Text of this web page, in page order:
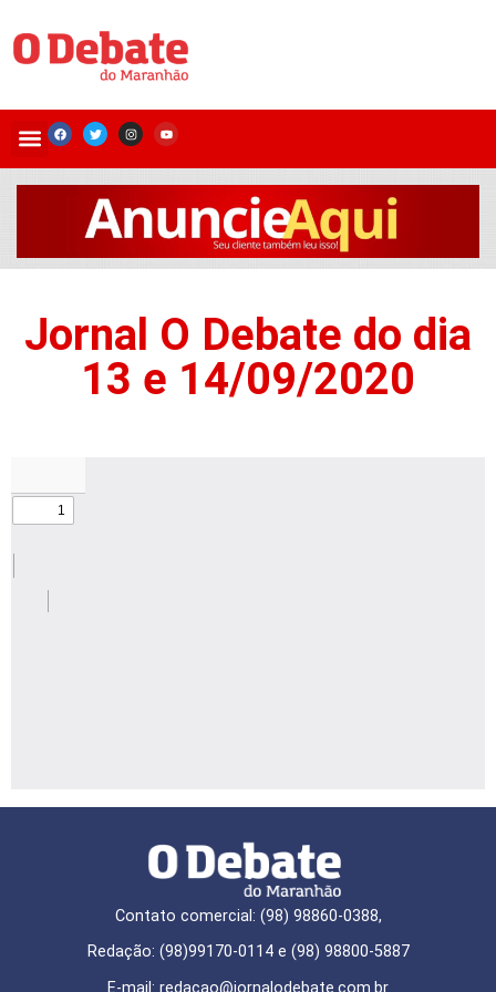
Jornal O Debate do dia
13 e 14/09/2020
Contato comercial: (98) 98860-0388,
Redação: (98)99170-0114 e (98) 98800-5887
E-mail: redaçao@jornalodebate.com.br